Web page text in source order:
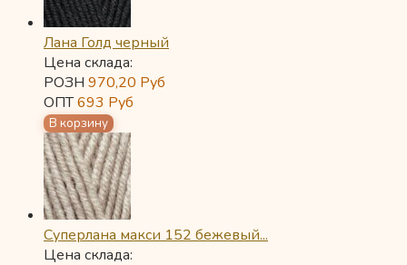
Лана Голд черный
Цена склада:
РОЗН 970,20 Руб
ОПТ693 Руб
Суперлана макси 152 бежевый...
Цена склада: